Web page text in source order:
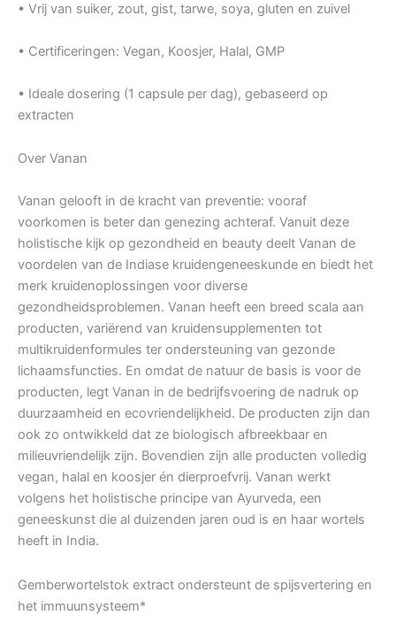
• Vrij van suiker, zout, gist, tarwe, soya, gluten en zuivel
• Certificeringen: Vegan, Koosjer, Halal, GMP
• Ideale dosering (1 capsule per dag), gebaseerd op
extracten
Over Vanan
Vanan gelooft in de kracht van preventie: vooraf
voorkomen is beter dan genezing achteraf. Vanuit deze
holistische kijk op gezondheid en beauty deelt Vanan de
voordelen van de Indiase kruidengeneeskunde en biedt het
merk kruidenoplossingen voor diverse
gezondheidsproblemen. Vanan heeft een breed scala aan
producten, variërend van kruidensupplementen tot
multikruidenformules ter ondersteuning van gezonde
lichaamsfuncties. En omdat de natuur de basis is voor de
producten, legt Vanan in de bedrijfsvoering de nadruk op
duurzaamheid en ecovriendelijkheid. De producten zijn dan
ook zo ontwikkeld dat ze biologisch afbreekbaar en
milieuvriendelijk zijn. Bovendien zijn alle producten volledig
vegan, halal en koosjer én dierproefvrij. Vanan werkt
volgens het holistische principe van Ayurveda, een
geneeskunst die al duizenden jaren oud is en haar wortels
heeft in India.
Gemberwortelstok extract ondersteunt de spijsvertering en
het immuunsysteem*